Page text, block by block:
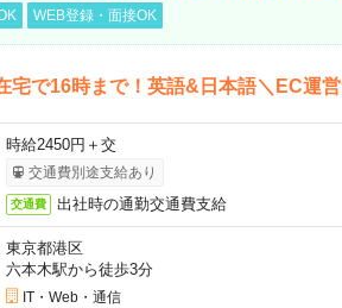
WEB登録・面接OK
宅で16時まで！英語&日本語＼EC運
時給2450円＋交
交通費別途支給あり
交通費 出社時の通勤交通費支給
東京都港区
六本木駅から徒歩3分
IT・Web・通信